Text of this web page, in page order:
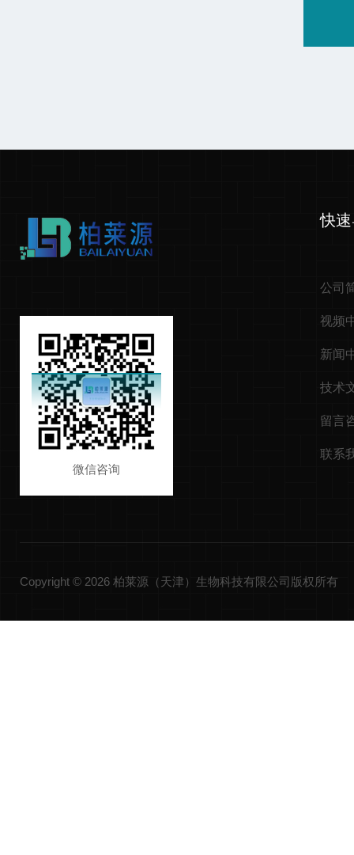
微信咨询
快
公司
视频
新闻
技术
留言
联系
Copyright © 2026 柏莱源（天津）生物科技有限公司版权所有